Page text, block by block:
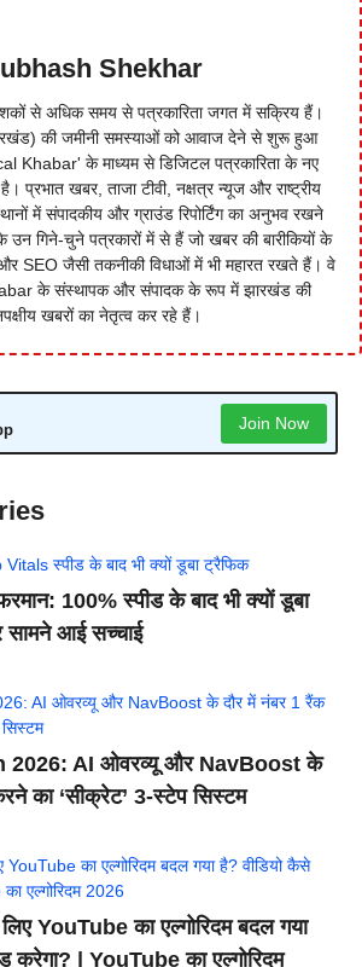
Shekhar
से अधिक समय से पत्रकारिता जगत में सक्रिय हैं।
की जमीनी समस्याओं को आवाज देने से शुरू हुआ
Khabar' के माध्यम से डिजिटल पत्रकारिता के नए
प्रभात खबर, ताजा टीवी, नक्षत्र न्यूज और राष्ट्रीय
में संपादकीय और ग्राउंड रिपोर्टिंग का अनुभव रखने
गिने-चुने पत्रकारों में से हैं जो खबर की बारीकियों के
SEO जैसी तकनीकी विधाओं में भी महारत रखते हैं। वे
के संस्थापक और संपादक के रूप में झारखंड की
खबरों का नेतृत्व कर रहे हैं।
Join Now
100% स्पीड के बाद भी क्यों डूबा
सामने आई सच्चाई
2026: AI ओवरव्यू और NavBoost के
का ‘सीक्रेट’ 3-स्टेप सिस्टम
YouTube का एल्गोरिदम बदल गया
करेगा? | YouTube का एल्गोरिदम